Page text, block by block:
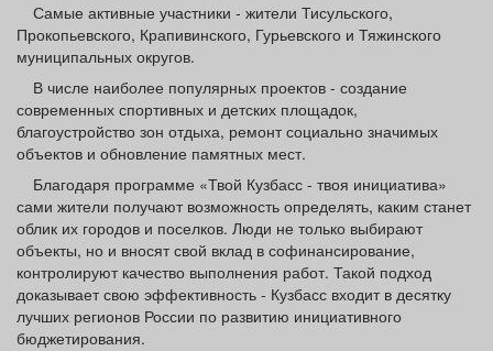
Товары Поздравления
Я - пенсионер
Самые активные участники - жители Тисульского,
Прокопьевского, Крапивинского, Гурьевского и Тяжинского
муниципальных округов.
В числе наиболее популярных проектов - создание
современных спортивных и детских площадок,
благоустройство зон отдыха, ремонт социально значимых
объектов и обновление памятных мест.
Благодаря программе «Твой Кузбасс - твоя инициатива»
сами жители получают возможность определять, каким станет
облик их городов и поселков. Люди не только выбирают
объекты, но и вносят свой вклад в софинансирование,
контролируют качество выполнения работ. Такой подход
доказывает свою эффективность - Кузбасс входит в десятку
лучших регионов России по развитию инициативного
бюджетирования.